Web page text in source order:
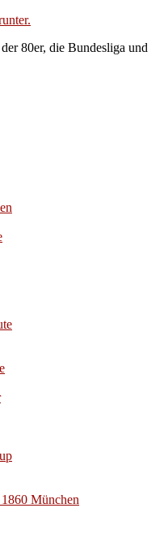
80er, die Bundesliga und
München